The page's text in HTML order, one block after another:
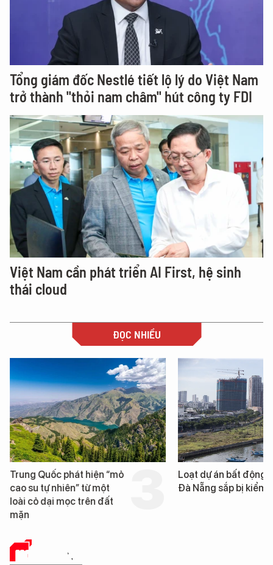
Tổng giám đốc Nestlé tiết lộ lý do Việt Nam
trở thành "thỏi nam châm" hút công ty FDI
Việt Nam cần phát triển AI First, hệ sinh
thái cloud
ĐỌC NHIỀU
Trung Quốc phát hiện “mỏ
cao su tự nhiên” từ một
loài cỏ dại mọc trên đất
mặn
Loạt dự án bất động
Đà Nẵng sắp bị kiểm
HOT TREND